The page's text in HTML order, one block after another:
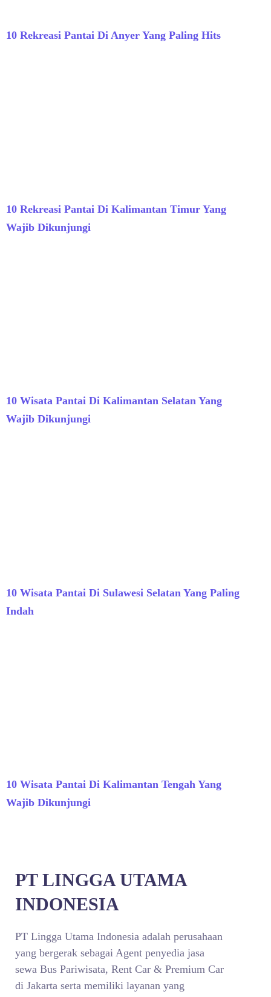
10 Rekreasi Pantai Di Anyer Yang Paling Hits
10 Rekreasi Pantai Di Kalimantan Timur Yang
Wajib Dikunjungi
10 Wisata Pantai Di Kalimantan Selatan Yang
Wajib Dikunjungi
10 Wisata Pantai Di Sulawesi Selatan Yang Paling
Indah
10 Wisata Pantai Di Kalimantan Tengah Yang
Wajib Dikunjungi
PT LINGGA UTAMA
INDONESIA
PT Lingga Utama Indonesia adalah perusahaan
yang bergerak sebagai Agent penyedia jasa
sewa Bus Pariwisata, Rent Car & Premium Car
di Jakarta serta memiliki layanan yang